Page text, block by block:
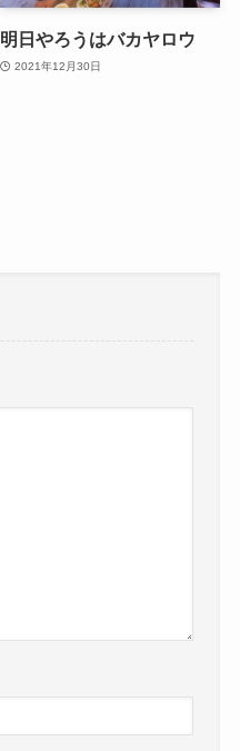
明日やろうはバカヤロウ
2021年12月30日